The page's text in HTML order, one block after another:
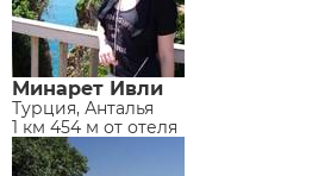
Минарет Ивли
Турция, Анталья
1 км 454 м от отеля